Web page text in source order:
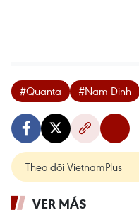
#Quanta #Nam Dinh
Theo dõi VietnamPlus
VER MÁS